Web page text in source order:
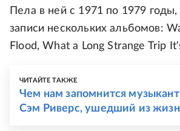
Пела в ней с 1971 по 1979 годы,
записи нескольких альбомов:
Flood, What a Long Strange Trip
ЧИТАЙТЕ ТАКЖЕ
Чем нам запомнится
Сэм Риверс, ушедший из